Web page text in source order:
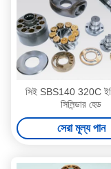
সিই SBS140 320C
সিলিন্ডার হেড
সেরা মূল্য পান